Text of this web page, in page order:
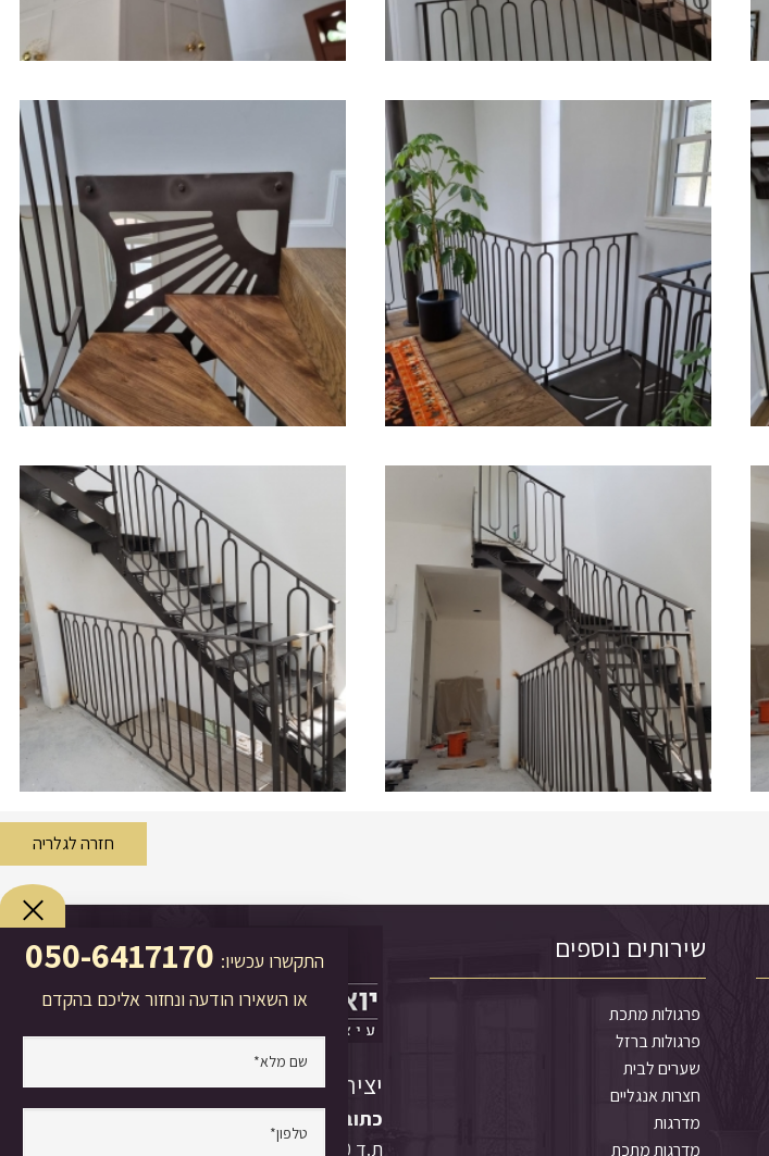
חזרה לגלריה
התקשרו עכשיו:
או השאירו הודעה ונחזור אליכם בהקדם
שירותים נוספים
פרגולות מתכת
פרגולות ברזל
שערים לבית
חצרות אנגליים
מדרגות
מדרגות מתכת
יצירת קשר
כתובת:
ת.ד 250, הוד השרון 45102